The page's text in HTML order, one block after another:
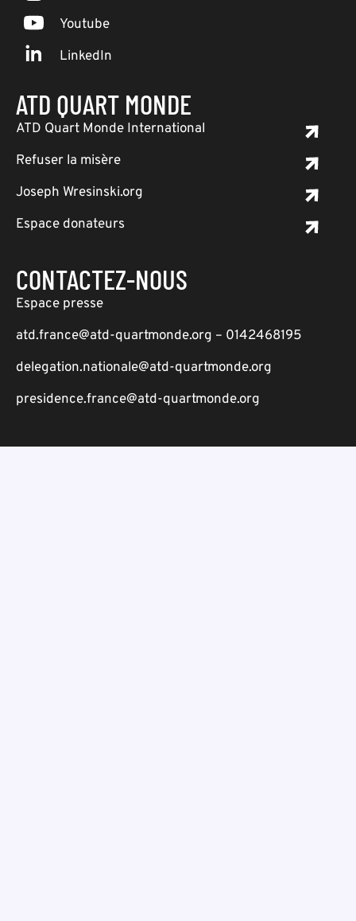
Youtube
LinkedIn
ATD QUART MONDE
ATD Quart Monde International
Refuser la misère
Joseph Wresinski.org
Espace donateurs
CONTACTEZ-NOUS
Espace presse
atd.france@atd-quartmonde.org – 0142468195
delegation.nationale@atd-quartmonde.org
presidence.france@atd-quartmonde.org